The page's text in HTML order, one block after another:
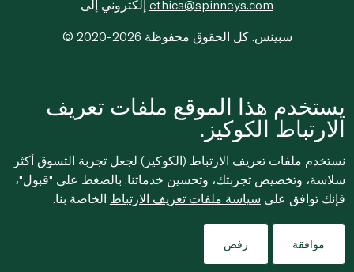
ethics@spinneys.com
© 2020-2026 سبينس. كل الحقوق محفوظة
يستخدم هذا الموقع ملفات تعريف
الارتباط الكوكيز.
نستخدم ملفات تعريف الارتباط (الكوكيز) لجعل تجربة التسوق أكثر
سلاسة، وتخصيص تجربتك، وتحسين خدماتنا. بالضغط على "قبول"،
فإنك توافق على سياسة ملفات تعريف الارتباط الخاصة بنا.
موافقة رفض